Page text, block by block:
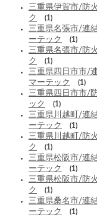
三重県伊賀市/防
ク
(1)
三重県名張市/連
ーテック
(1)
三重県名張市/防
ク
(1)
三重県四日市市/
マーテック
(1)
三重県四日市市/
ック
(1)
三重県川越町/連
ーテック
(1)
三重県川越町/防
ク
(1)
三重県松阪市/連
ーテック
(1)
三重県松阪市/防
ク
(1)
三重県桑名市/連
ーテック
(1)